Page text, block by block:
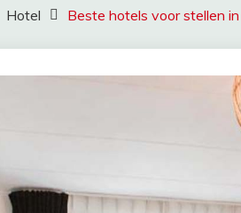
Hotel Beste hotels voor stellen